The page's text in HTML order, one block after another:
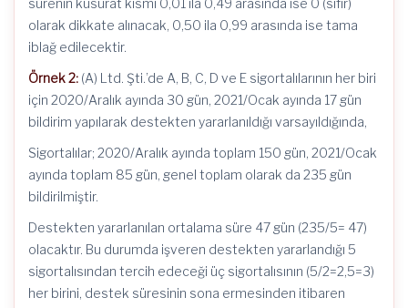
sürenin küsurat kısmı 0,01 ila 0,49 arasında ise 0 (sıfır)
olarak dikkate alınacak, 0,50 ila 0,99 arasında ise tama
iblağ edilecektir.
Örnek 2: (A) Ltd. Şti.’de A, B, C, D ve E sigortalılarının her biri
için 2020/Aralık ayında 30 gün, 2021/Ocak ayında 17 gün
bildirim yapılarak destekten yararlanıldığı varsayıldığında,
Sigortalılar; 2020/Aralık ayında toplam 150 gün, 2021/Ocak
ayında toplam 85 gün, genel toplam olarak da 235 gün
bildirilmiştir.
Destekten yararlanılan ortalama süre 47 gün (235/5= 47)
olacaktır. Bu durumda işveren destekten yararlandığı 5
sigortalısından tercih edeceği üç sigortalısının (5/2=2,5=3)
her birini, destek süresinin sona ermesinden itibaren